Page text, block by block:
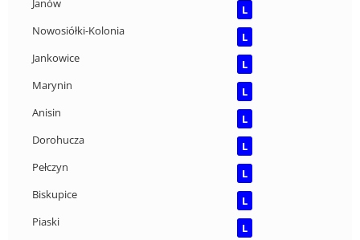
Janów
L
Nowosiółki-Kolonia
L
Jankowice
L
Marynin
L
Anisin
L
Dorohucza
L
Pełczyn
L
Biskupice
L
Piaski
L